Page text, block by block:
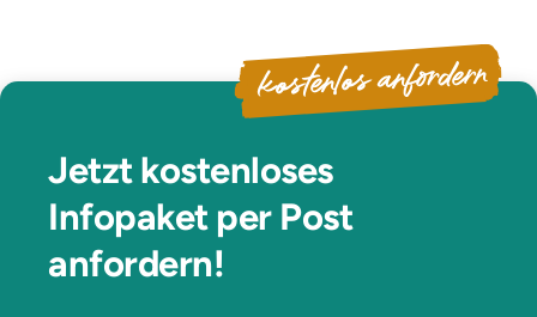
Jetzt kostenloses
Infopaket per Post
anfordern!
kostenlos anfordern